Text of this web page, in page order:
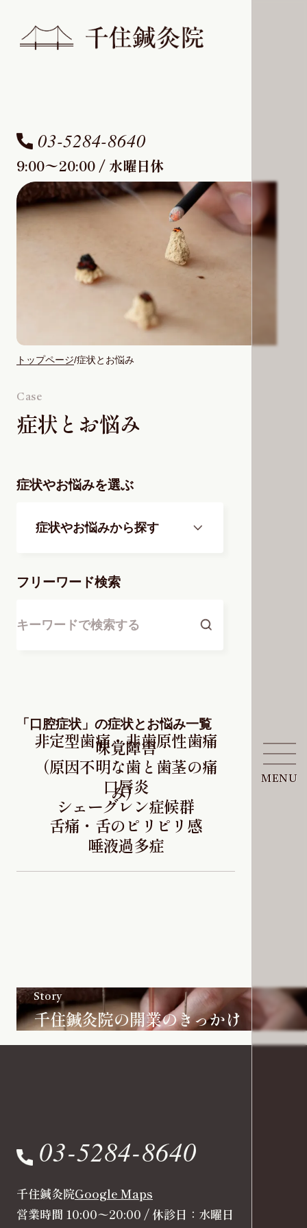
MENU
Case
症状とお悩み
03-5284-8640
9:00〜20:00 / 水曜日休
トップページ 症状とお悩み
症状やお悩みを選ぶ
症状やお悩みから探す
フリーワード検索
「口腔症状」の症状とお悩み一覧
味覚障害
非定型歯痛・非歯原性歯痛
（原因不明な歯と歯茎の痛
み）
口唇炎
シェーグレン症候群
舌痛・舌のピリピリ感
唾液過多症
Story
千住鍼灸院の開業のきっかけ
03-5284-8640
千住鍼灸院
営業時間 10:00〜20:00 / 休診日：水曜日
Google Maps